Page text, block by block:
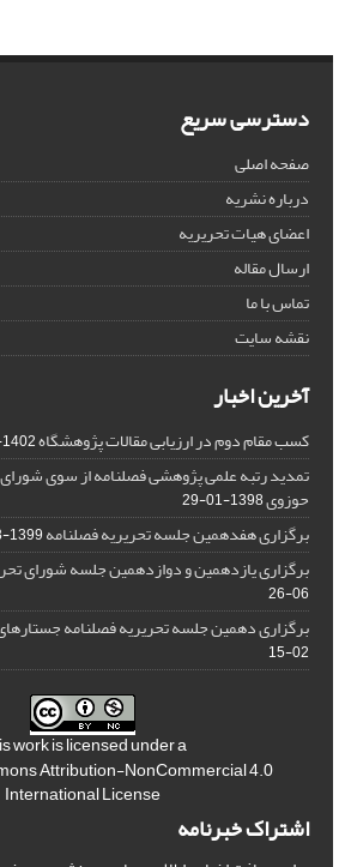
دسترسی سریع
صفحه اصلی
درباره نشریه
اعضای هیات تحریریه
ارسال مقاله
تماس با ما
نقشه سایت
آخرین اخبار
کسب مقام دوم در ارزیابی مقالات پژوهشگاه1402-10-01
تمدید رتبه علمی پژوهشی فصلنامه از سوی
حوزوی1398-01-29
برگزاری هفدهمین جلسه تحریریه فصلنامه1399-03-24
برگزاری یازدهمین و دوازدهمین جلسه شورای
06-26
برگزاری دهمین جلسه تحریریه فصلنامه
02-15
work is licensed under a
Attribution-NonCommercial 4.0
International License
اشتراک خبرنامه